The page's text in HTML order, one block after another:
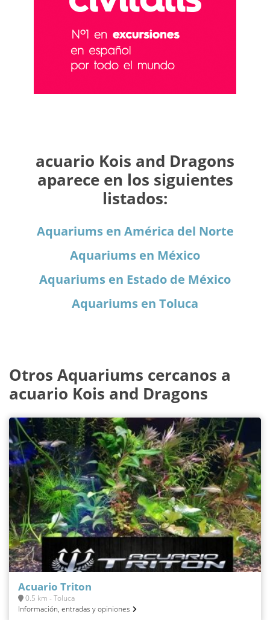
acuario Kois and Dragons
aparece en los siguientes
listados:
Aquariums en América del Norte
Aquariums en México
Aquariums en Estado de México
Aquariums en Toluca
Otros Aquariums cercanos a
acuario Kois and Dragons
Acuario Triton
0.5 km - Toluca
Información, entradas y opiniones